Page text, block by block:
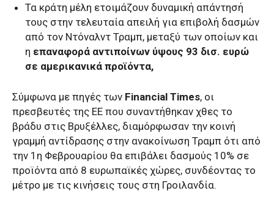
Τα κράτη μέλη ετοιμάζουν δυναμική απάντησή
τους στην τελευταία απειλή για επιβολή δασμών
από τον Ντόναλντ Τραμπ, μεταξύ των οποίων και
η επαναφορά αντιποίνων ύψους 93 δισ. ευρώ
σε αμερικανικά προϊόντα,
Σύμφωνα με πηγές των Financial Times, οι
πρεσβευτές της ΕΕ που συναντήθηκαν χθες το
βράδυ στις Βρυξέλλες, διαμόρφωσαν την κοινή
γραμμή αντίδρασης στην ανακοίνωση Τραμπ ότι από
την 1η Φεβρουαρίου θα επιβάλει δασμούς 10% σε
προϊόντα από 8 ευρωπαϊκές χώρες, συνδέοντας το
μέτρο με τις κινήσεις τους στη Γροιλανδία.